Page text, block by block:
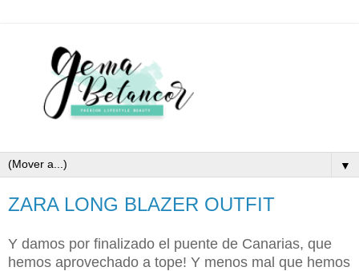
▼
ZARA LONG BLAZER OUTFIT
Y damos por finalizado el puente de Canarias, que
hemos aprovechado a tope! Y menos mal que hemos